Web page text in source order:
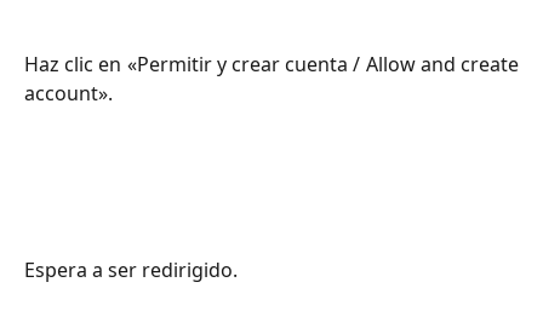
Haz clic en «Permitir y crear cuenta / Allow and create
account».
Espera a ser redirigido.